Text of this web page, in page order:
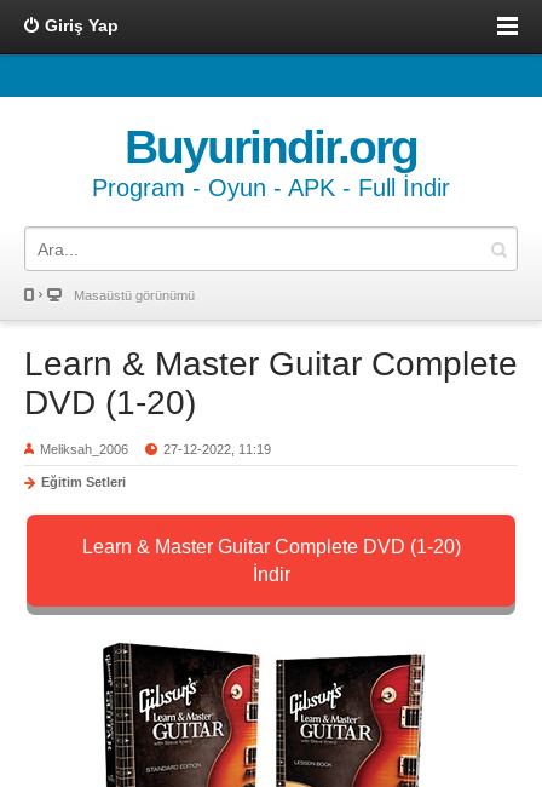
Giriş Yap
Buyurindir.org
Program - Oyun - APK - Full İndir
Masaüstü görünümü
Learn & Master Guitar Complete
DVD (1-20)
Meliksah_2006 27-12-2022, 11:19
Eğitim Setleri
Learn & Master Guitar Complete DVD (1-20)
İndir